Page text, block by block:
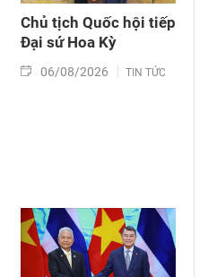
Chủ tịch Quốc hội tiếp
Đại sứ Hoa Kỳ
06/08/2026 TIN TỨC